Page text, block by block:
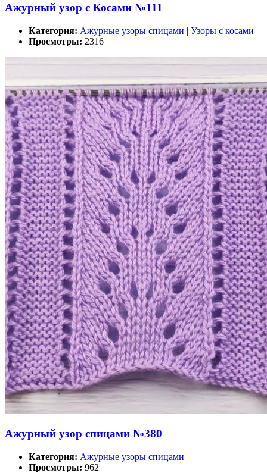
Ажурный узор с Косами №111
Категория: Ажурные узоры спицами | Узоры с косами
Просмотры: 2316
Ажурный узор спицами №380
Категория: Ажурные узоры спицами
Просмотры: 962